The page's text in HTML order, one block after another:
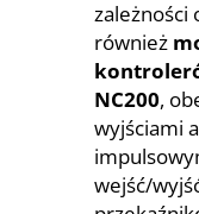
zależności
również
NC200,
wyjściami
wejść/